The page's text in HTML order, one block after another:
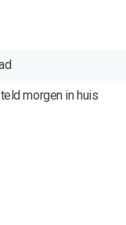
morgen in huis